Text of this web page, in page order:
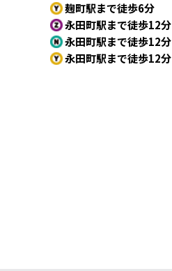
麹町駅まで徒歩6分
永田町駅まで徒歩12分
永田町駅まで徒歩12分
永田町駅まで徒歩12分